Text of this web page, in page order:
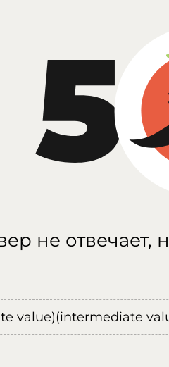
не отвечает,
value)(intermediate